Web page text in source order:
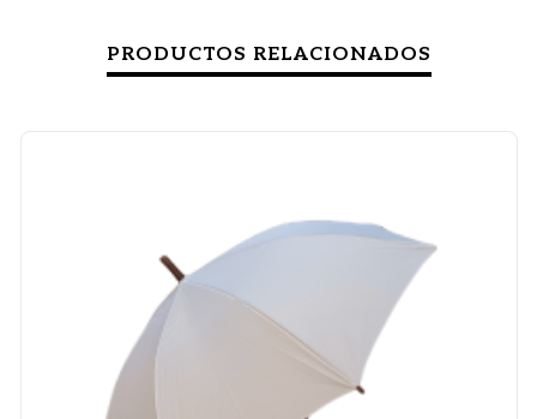
PRODUCTOS RELACIONADOS